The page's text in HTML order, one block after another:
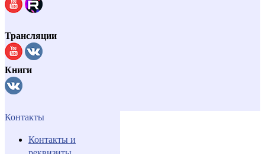
Трансляции
Книги
Контакты
Контакты и